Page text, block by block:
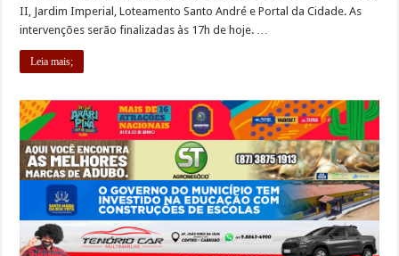
II, Jardim Imperial, Loteamento Santo André e Portal da Cidade. As
intervenções serão finalizadas às 17h de hoje. …
Leia mais;